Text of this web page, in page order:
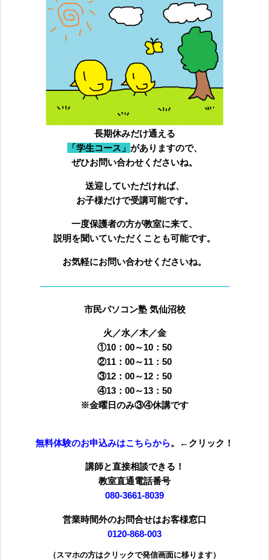
長期休みだけ通える
「学生コース」 がありますので、
ぜひお問い合わせくださいね。
送迎していただければ、
お子様だけで受講可能です。
一度保護者の方が教室に来て、
説明を聞いていただくことも可能です。
お気軽にお問い合わせくださいね。
—————————————————————
市民パソコン塾 気仙沼校
火／水／木／金
①10：00～10：50
②11：00～11：50
③12：00～12：50
④13：00～13：50
※金曜日のみ③④休講です
無料体験のお申込みはこちらから。←クリック！
講師と直接相談できる！
教室直通電話番号
080-3661-8039
営業時間外のお問合せはお客様窓口
0120-868-003
（スマホの方はクリックで発信画面に移ります）